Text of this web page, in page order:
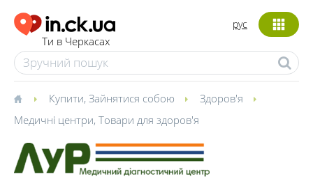
Ти в Черкасах
рус
Купити, Зайнятися собою
Здоров'я
Медичні центри, Товари для здоров'я